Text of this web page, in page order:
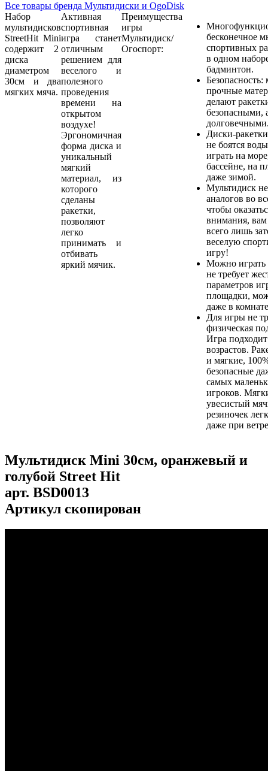
Все товары бренда Мультидиски и OgoDisk
Набор
мультидисков
StreetHit Mini
содержит 2
диска
диаметром
30см и два
мягких мяча.
Активная
спортивная
игра станет
отличным
решением для
веселого и
полезного
проведения
времени на
открытом
воздухе!
Эргономичная
форма диска и
уникальный
мягкий
материал, из
которого
сделаны
ракетки,
позволяют
легко
принимать и
отбивать
яркий мячик.
Преимущества
игры
Мультидиск/
Огоспорт:
бесконечное
спортивных
в одном
бадминтон.
Безопасность:
прочные
делают
безопасными,
Диски-
не боятся
играть на
бассейне, на
даже зимой.
Мультидиск
аналогов во
чтобы
внимания,
всего лишь
веселую
игру!
Можно играть
не требует
параметров
площадки,
даже в
Для игры не
физическая
Игра
возрастов.
и мягкие,
безопасные
самых
игроков.
увесистый
резиночек
даже при
Мультидиск Mini 30см, оранжевый и
голубой Street Hit
арт. BSD0013
Артикул скопирован